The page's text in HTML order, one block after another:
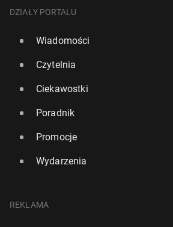
DZIAŁY PORTALU
Wiadomości
Czytelnia
Ciekawostki
Poradnik
Promocje
Wydarzenia
REKLAMA